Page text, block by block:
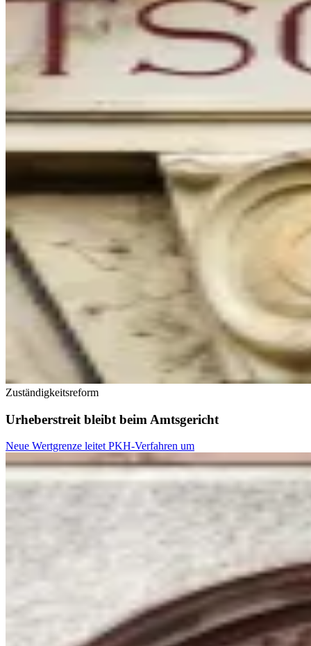
Zuständigkeitsreform
Urheberstreit bleibt beim Amtsgericht
Neue Wertgrenze leitet PKH-Verfahren um